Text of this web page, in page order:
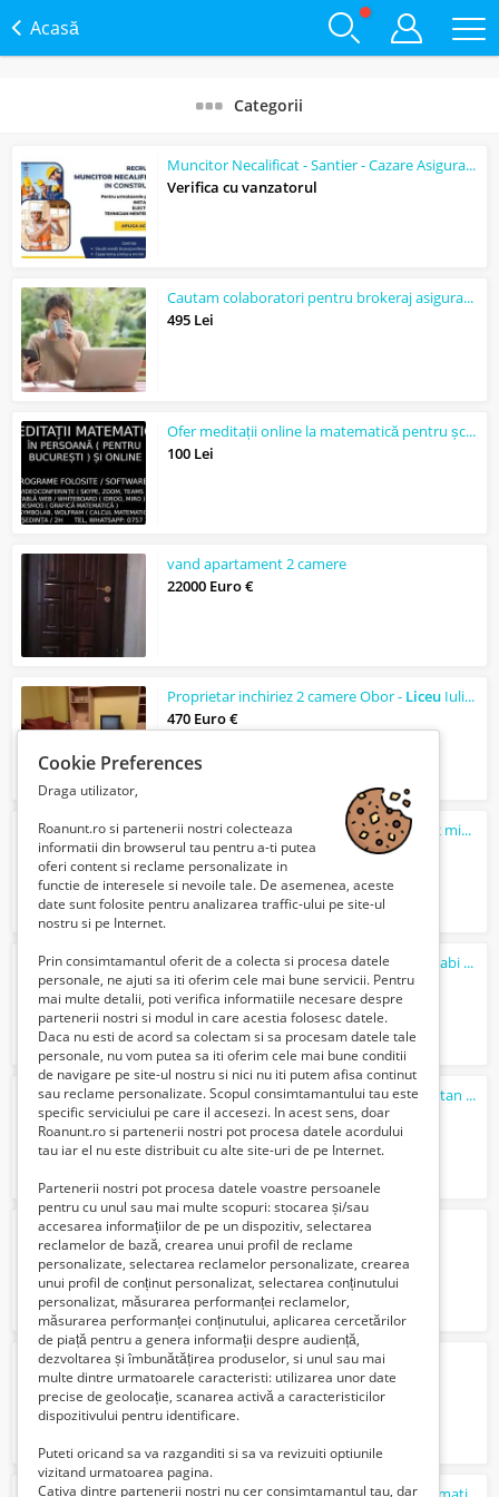
Acasă
Categorii
Muncitor Necalificat - Santier - Cazare Asigurata
Verifica cu vanzatorul
Cautam colaboratori pentru brokeraj asigurari, credite, pensii, oferte de vacant...
495 Lei
Ofer meditații online la matematică pentru școală generală,
100 Lei
vand apartament 2 camere
22000 Euro €
Proprietar inchiriez 2 camere Obor - Liceu Iulia Hasdeu
470 Euro €
2 camere Drumul Taberei, PROPRIETAR - 2 min metrou, mobilat, zona verde
98900 Euro €
Caut loc de muncă ca electrician curenți slabi sau șofer cat.B
3000 Lei
De vanzare: Apartament cu 3 camere in Titan | Pret corect!!!
105000 Euro €
Doresc sa cumpar casa in Ploiesti
Verifica cu vanzatorul
Traduceri notariale franceză
100 Lei
Cookie Preferences
Draga utilizator,
Roanunt.ro si partenerii nostri colecteaza
informatii din browserul tau pentru a-ti putea
oferi content si reclame personalizate in
functie de interesele si nevoile tale. De asemenea, aceste
date sunt folosite pentru analizarea traffic-ului pe site-ul
nostru si pe Internet.
Prin consimtamantul oferit de a colecta si procesa datele
personale, ne ajuti sa iti oferim cele mai bune servicii. Pentru
mai multe detalii, poti verifica informatiile necesare despre
partenerii nostri si modul in care acestia folosesc datele.
Daca nu esti de acord sa colectam si sa procesam datele tale
personale, nu vom putea sa iti oferim cele mai bune conditii
de navigare pe site-ul nostru si nici nu iti putem afisa continut
sau reclame personalizate. Scopul consimtamantului tau este
specific serviciului pe care il accesezi. In acest sens, doar
Roanunt.ro si partenerii nostri pot procesa datele acordului
tau iar el nu este distribuit cu alte site-uri de pe Internet.
Partenerii nostri pot procesa datele voastre persoanele
pentru cu unul sau mai multe scopuri: stocarea și/sau
accesarea informațiilor de pe un dispozitiv, selectarea
reclamelor de bază, crearea unui profil de reclame
personalizate, selectarea reclamelor personalizate, crearea
unui profil de conținut personalizat, selectarea conținutului
personalizat, măsurarea performanței reclamelor,
măsurarea performanței conținutului, aplicarea cercetărilor
de piață pentru a genera informații despre audiență,
dezvoltarea și îmbunătățirea produselor, si unul sau mai
multe dintre urmatoarele caracteristi: utilizarea unor date
precise de geolocație, scanarea activă a caracteristicilor
dispozitivului pentru identificare.
Puteti oricand sa va razganditi si sa va revizuiti optiunile
vizitand urmatoarea pagina.
Cativa dintre partenerii nostri nu cer consimtamantul tau, dar